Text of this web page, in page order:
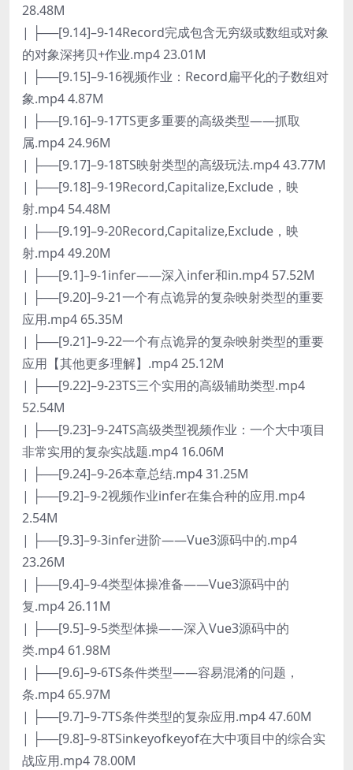
28.48M
| ├──[9.14]–9-14Record完成包含无穷级或数组或对象
的对象深拷贝+作业.mp4 23.01M
| ├──[9.15]–9-16视频作业：Record扁平化的子数组对
象.mp4 4.87M
| ├──[9.16]–9-17TS更多重要的高级类型——抓取
属.mp4 24.96M
| ├──[9.17]–9-18TS映射类型的高级玩法.mp4 43.77M
| ├──[9.18]–9-19Record,Capitalize,Exclude，映
射.mp4 54.48M
| ├──[9.19]–9-20Record,Capitalize,Exclude，映
射.mp4 49.20M
| ├──[9.1]–9-1infer——深入infer和in.mp4 57.52M
| ├──[9.20]–9-21一个有点诡异的复杂映射类型的重要
应用.mp4 65.35M
| ├──[9.21]–9-22一个有点诡异的复杂映射类型的重要
应用【其他更多理解】.mp4 25.12M
| ├──[9.22]–9-23TS三个实用的高级辅助类型.mp4
52.54M
| ├──[9.23]–9-24TS高级类型视频作业：一个大中项目
非常实用的复杂实战题.mp4 16.06M
| ├──[9.24]–9-26本章总结.mp4 31.25M
| ├──[9.2]–9-2视频作业infer在集合种的应用.mp4
2.54M
| ├──[9.3]–9-3infer进阶——Vue3源码中的.mp4
23.26M
| ├──[9.4]–9-4类型体操准备——Vue3源码中的
复.mp4 26.11M
| ├──[9.5]–9-5类型体操——深入Vue3源码中的
类.mp4 61.98M
| ├──[9.6]–9-6TS条件类型——容易混淆的问题，
条.mp4 65.97M
| ├──[9.7]–9-7TS条件类型的复杂应用.mp4 47.60M
| ├──[9.8]–9-8TSinkeyofkeyof在大中项目中的综合实
战应用.mp4 78.00M